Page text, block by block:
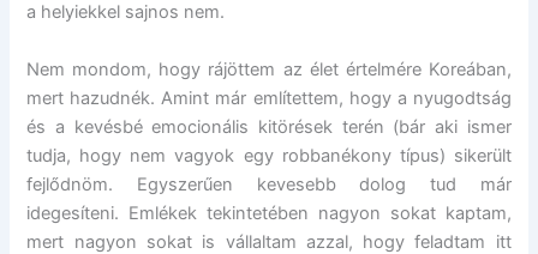
a helyiekkel sajnos nem.
Nem mondom, hogy rájöttem az élet értelmére Koreában,
mert hazudnék. Amint már említettem, hogy a nyugodtság
és a kevésbé emocionális kitörések terén (bár aki ismer
tudja, hogy nem vagyok egy robbanékony típus) sikerült
fejlődnöm. Egyszerűen kevesebb dolog tud már
idegesíteni. Emlékek tekintetében nagyon sokat kaptam,
mert nagyon sokat is vállaltam azzal, hogy feladtam itt